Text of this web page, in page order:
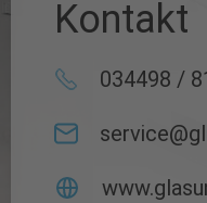
Kontakt
034498 /